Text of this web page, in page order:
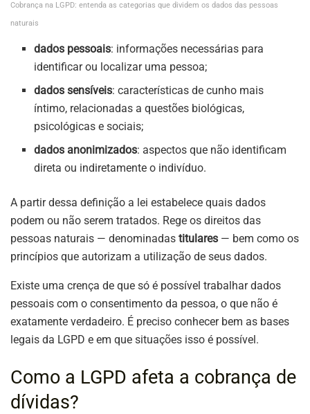
Cobrança na LGPD: entenda as categorias que dividem os dados das pessoas
naturais
dados pessoais: informações necessárias para
identificar ou localizar uma pessoa;
dados sensíveis: características de cunho mais
íntimo, relacionadas a questões biológicas,
psicológicas e sociais;
dados anonimizados: aspectos que não identificam
direta ou indiretamente o indivíduo.
A partir dessa definição a lei estabelece quais dados
podem ou não serem tratados. Rege os direitos das
pessoas naturais — denominadas titulares — bem como os
princípios que autorizam a utilização de seus dados.
Existe uma crença de que só é possível trabalhar dados
pessoais com o consentimento da pessoa, o que não é
exatamente verdadeiro. É preciso conhecer bem as bases
legais da LGPD e em que situações isso é possível.
Como a LGPD afeta a cobrança de
dívidas?